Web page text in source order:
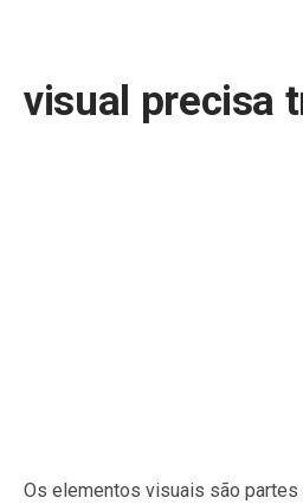
visual precisa
Os elementos visuais são